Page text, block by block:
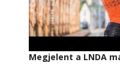
Megjelent a LNDA